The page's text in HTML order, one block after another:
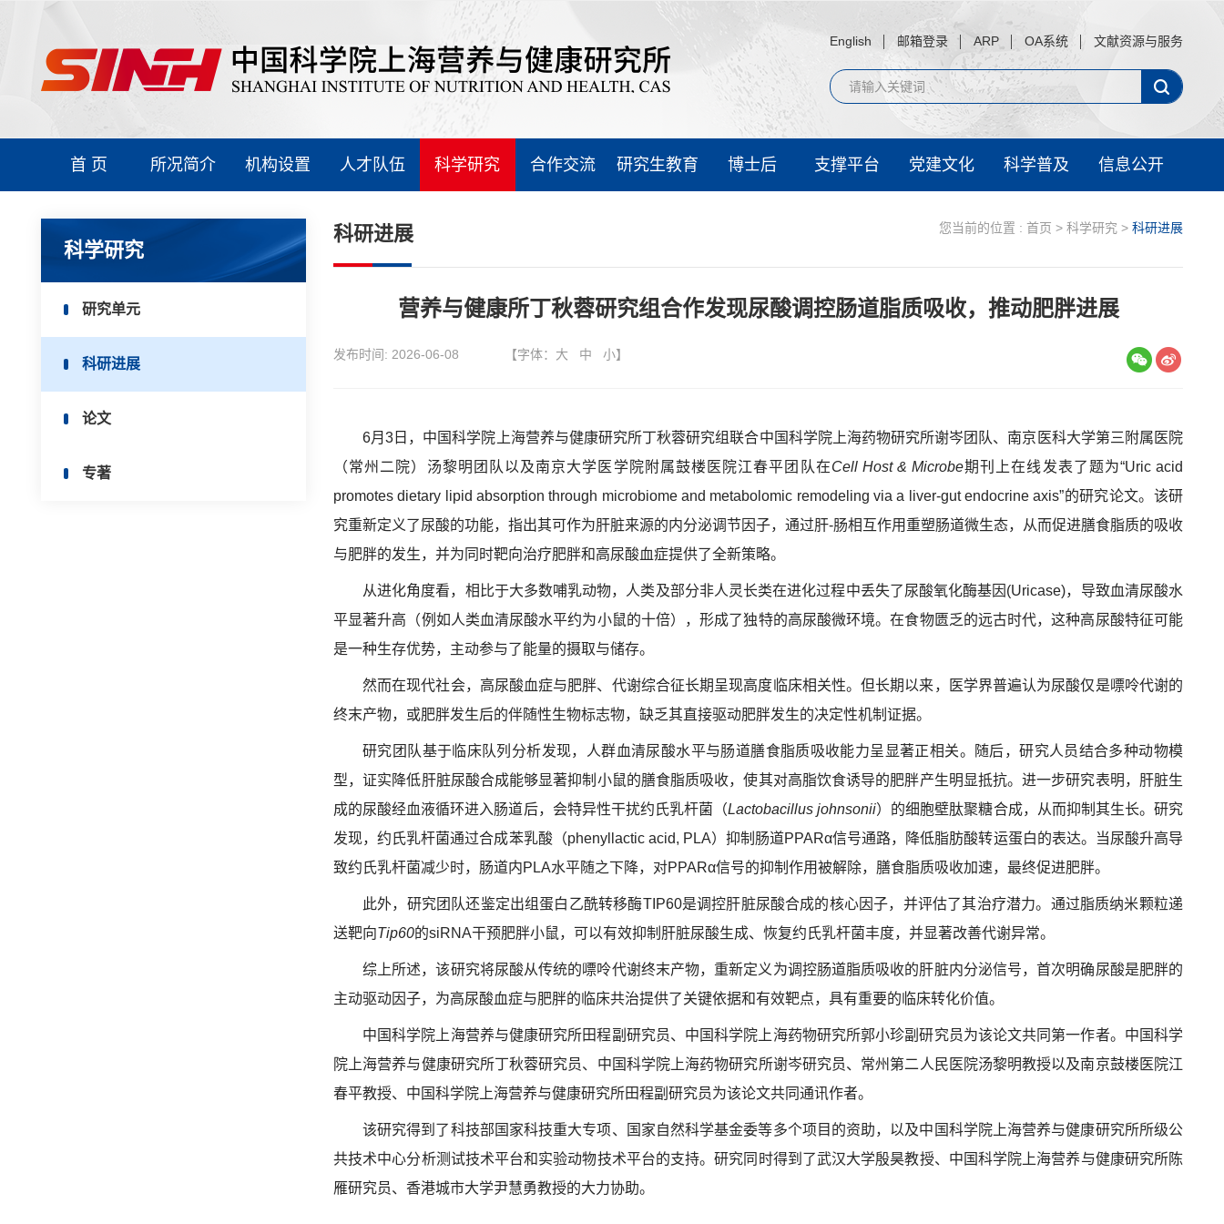
English 邮箱登录 ARP OA系统 文献资源与服务
首 页 所况简介 机构设置 人才队伍 科学研究 合作交流 研究生教育 博士后 支撑平台 党建文化 科学普及 信息公开
科学研究
研究单元
科研进展
论文
专著
科研进展 您当前的位置 : 首页 > 科学研究 > 科研进展
营养与健康所丁秋蓉研究组合作发现尿酸调控肠道脂质吸收，推动肥胖进展
发布时间: 2026-06-08 【字体： 大 中 小】
6月3日，中国科学院上海营养与健康研究所丁秋蓉研究组联合中国科学院上海药物研究所谢岑团队、南京医科大学第三附属医院
（常州二院）汤黎明团队以及南京大学医学院附属鼓楼医院江春平团队在Cell Host & Microbe期刊上在线发表了题为“Uric acid
promotes dietary lipid absorption through microbiome and metabolomic remodeling via a liver-gut endocrine axis”的研究论文。 该研
究重新定义了尿酸的功能，指出其可作为肝脏来源的内分泌调节因子，通过肝-肠相互作用重塑肠道微生态，从而促进膳食脂质的吸收
与肥胖的发生， 并为同时靶向治疗肥胖和高尿酸血症提供了全新策略。
从进化角度看，相比于大多数哺乳动物，人类及部分非人灵长类在进化过程中丢失了尿酸氧化酶基因(Uricase)，导致血清尿酸水
平显著升高（例如人类血清尿酸水平约为小鼠的十倍），形成了独特的高尿酸微环境。在食物匮乏的远古时代，这种高尿酸特征可能
是一种生存优势，主动参与了能量的摄取与储存。
然而在现代社会， 高尿酸血症与肥胖、代谢综合征长期呈现高度临床相关性。但长期以来，医学界普遍认为尿酸仅是嘌呤代谢的
终末产物，或肥胖发生后的伴随性生物标志物，缺乏其直接驱动肥胖发生的决定性机制证据。
研究团队基于临床队列分析发现，人群血清尿酸水平与肠道膳食脂质吸收能力呈显著正相关。随后，研究人员结合多种动物模
型，证实降低肝脏尿酸合成能够显著抑制小鼠的膳食脂质吸收，使其对高脂饮食诱导的肥胖产生明显抵抗。进一步研究表明，肝脏生
成的尿酸经血液循环进入肠道后，会特异性干扰约氏乳杆菌（Lactobacillus johnsonii）的细胞壁肽聚糖合成， 从而抑制其生长。研究
发现，约氏乳杆菌通过合成苯乳酸（phenyllactic acid, PLA）抑制肠道PPARα信号通路，降低脂肪酸转运蛋白的表达。当尿酸升高导
致约氏乳杆菌减少时，肠道内PLA水平随之下降，对PPARα信号的抑制作用被解除，膳食脂质吸收加速，最终促进肥胖。
此外，研究团队还鉴定出组蛋白乙酰转移酶TIP60是调控肝脏尿酸合成的核心因子，并评估了其治疗潜力。通过脂质纳米颗粒递
送靶向Tip60的siRNA干预肥胖小鼠，可以有效抑制肝脏尿酸生成、恢复约氏乳杆菌丰度，并显著改善代谢异常。
综上所述，该研究将尿酸从传统的嘌呤代谢终末产物， 重新定义为调控肠道脂质吸收的肝脏内分泌信号，首次明确尿酸是肥胖的
主动驱动因子，为高尿酸血症与肥胖的临床共治提供了关键依据和有效靶点， 具有重要的临床转化价值。
中国科学院上海营养与健康研究所田程副研究员、中国科学院上海药物研究所郭小珍副研究员为该论文共同第一作者。中国科学
院上海营养与健康研究所丁秋蓉研究员、中国科学院上海药物研究所谢岑研究员、常州第二人民医院汤黎明教授以及南京鼓楼医院江
春平教授、中国科学院上海营养与健康研究所田程副研究员为该论文共同通讯作者。
该研究得到了科技部 国家科技重大专项、国家自然科学基金委等多个项目的资助，以及中国科学院上海营养与健康研究所所级公
共技术中心分析测试技术平台和实验动物技术平台的支持。研究同时得到了武汉大学殷昊教授、中国科学院上海营养与健康研究所陈
雁研究员、香港城市大学尹慧勇教授的大力协助。